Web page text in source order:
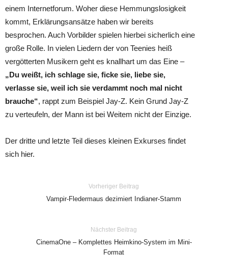
einem Internetforum. Woher diese Hemmungslosigkeit
kommt, Erklärungsansätze haben wir bereits
besprochen. Auch Vorbilder spielen hierbei sicherlich eine
große Rolle. In vielen Liedern der von Teenies heiß
vergötterten Musikern geht es knallhart um das Eine –
„Du weißt, ich schlage sie, ficke sie, liebe sie,
verlasse sie, weil ich sie verdammt noch mal nicht
brauche“, rappt zum Beispiel Jay-Z. Kein Grund Jay-Z
zu verteufeln, der Mann ist bei Weitem nicht der Einzige.
Der dritte und letzte Teil dieses kleinen Exkurses findet
sich hier.
Vorheriger Beitrag
Vampir-Fledermaus dezimiert Indianer-Stamm
Nächster Beitrag
CinemaOne – Komplettes Heimkino-System im Mini-
Format